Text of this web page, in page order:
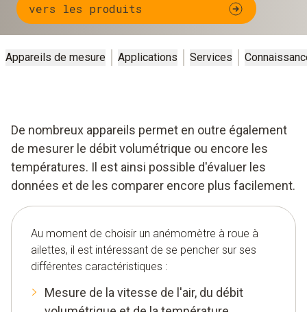
vers les produits
Appareils de mesure Applications Services
De nombreux appareils permet en outre également
de mesurer le débit volumétrique ou encore les
températures. Il est ainsi possible d'évaluer les
données et de les comparer encore plus facilement.
Au moment de choisir un anémomètre à roue à
ailettes, il est intéressant de se pencher sur ses
différentes caractéristiques :
Mesure de la vitesse de l'air, du débit